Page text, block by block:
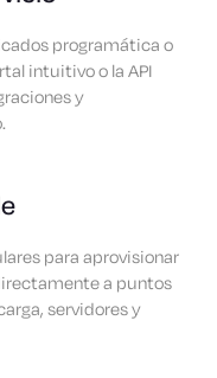
programática o
intuitivo o la API
y
para aprovisionar
a puntos
servidores y